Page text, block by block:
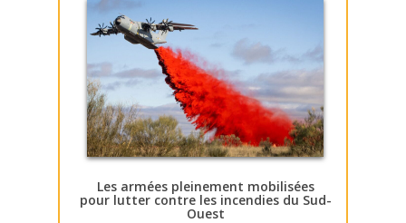
Les armées pleinement mobilisées
pour lutter contre les incendies du Sud-
Ouest